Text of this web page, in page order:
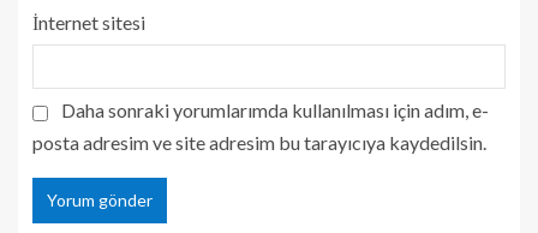
İnternet sitesi
Daha sonraki yorumlarımda kullanılması için adım, e-
posta adresim ve site adresim bu tarayıcıya kaydedilsin.